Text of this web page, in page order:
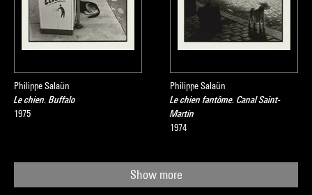
Philippe Salaün
Le chien. Buffalo
1975
Philippe Salaün
Le chien fantôme. Canal Saint-
Martin
1974
Show more